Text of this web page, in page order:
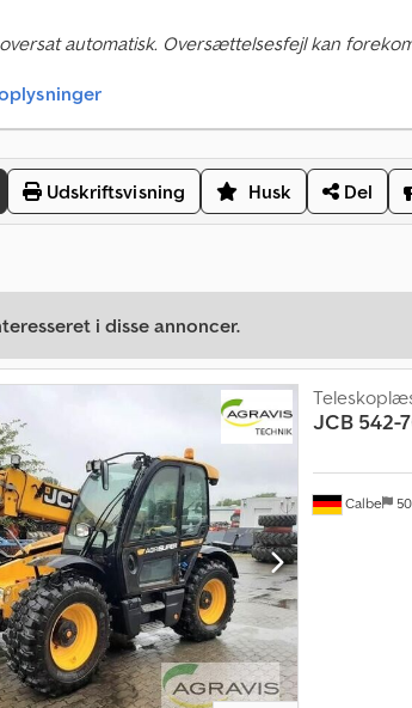
automatisk. Oversættelsesfejl kan
Udskriftsvisning Husk Del
i disse annoncer.
Calbe
JCB 542-